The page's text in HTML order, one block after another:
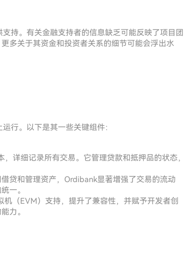
持。有关金融支持者的信息缺乏可能反映了项目团
多关于其资金和投资者关系的细节可能会浮出水
行。以下是其一些关键组件：
详细记录所有交易。它管理贷款和抵押品的状态，
贷和管理资产，Ordibank显著增强了交易的流动
一。
（EVM）支持，提升了兼容性，并赋予开发者创
力。